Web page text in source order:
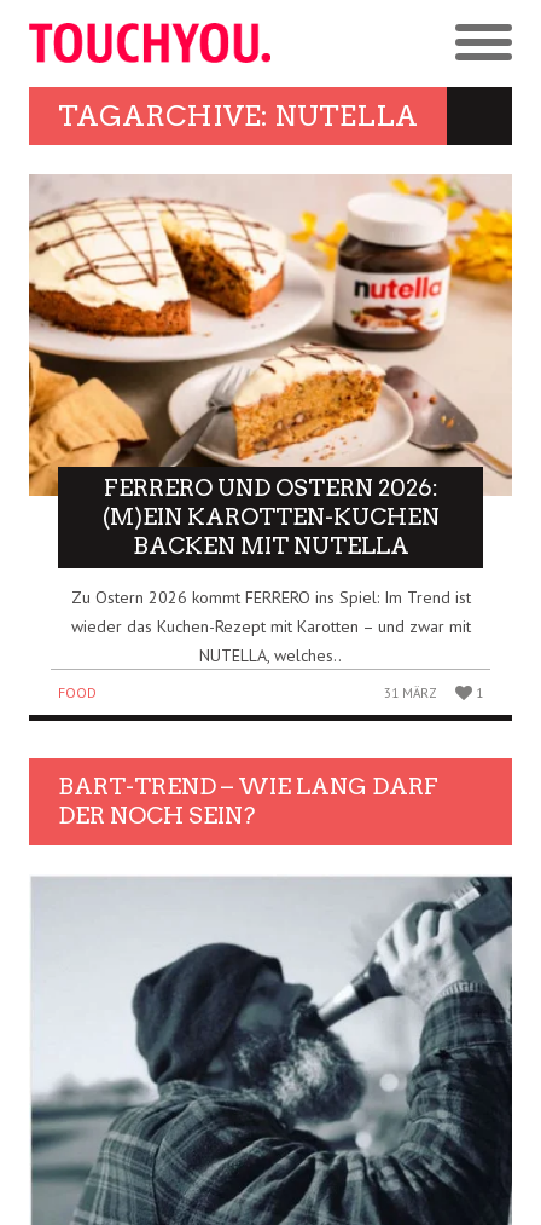
TAGARCHIVE: NUTELLA
FERRERO UND OSTERN 2026:
(M)EIN KAROTTEN-KUCHEN
BACKEN MIT NUTELLA
Zu Ostern 2026 kommt FERRERO ins Spiel: Im Trend ist
wieder das Kuchen-Rezept mit Karotten – und zwar mit
NUTELLA, welches..
FOOD 31 MÄRZ 1
BART-TREND – WIE LANG DARF
DER NOCH SEIN?